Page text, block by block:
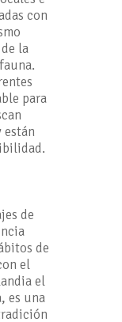
con
la
para
están
de
de
el
el
es una